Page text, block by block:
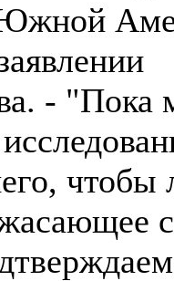
- "Пока
чтобы